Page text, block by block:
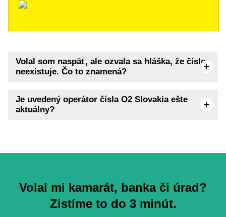
Volal som naspäť, ale ozvala sa hláška, že číslo
neexistuje. Čo to znamená?
Je uvedený operátor čísla O2 Slovakia ešte
aktuálny?
Volal mi kamarát, banka či úrad?
Zistíme to do 3 minút.